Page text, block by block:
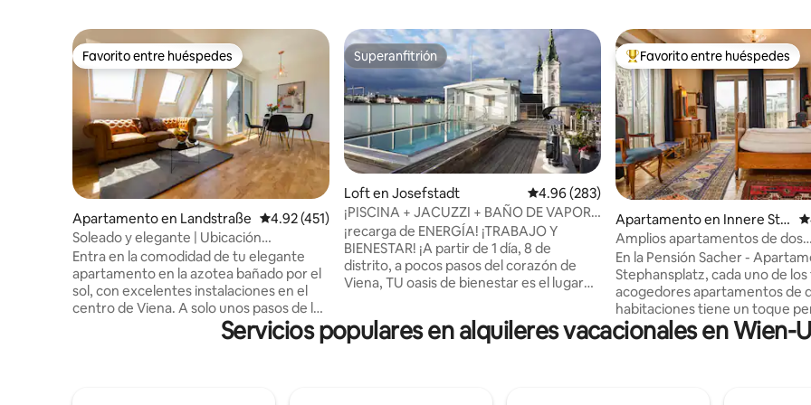
Favorito entre huéspedes
Favorito entre huéspedes
Apartamento en Landstraße Calificación promedio: 4.92 de 5, 451 reseñas
4.92 (451)
Soleado y elegante | Ubicación
privilegiada, cama tamaño king y balcón
Entra en la comodidad de tu elegante
apartamento en la azotea bañado por el
sol, con excelentes instalaciones en el
centro de Viena. A solo unos pasos de la
vibrante Radetzkyplatz y del río Danubio,
el apartamento promete un refugio
Superanfitrión
Superanfitrión
Loft en Josefstadt Calificación promedio: 4.96 de 5, 283 reseñas
4.96 (283)
¡PISCINA + JACUZZI + BAÑO DE VAPOR
+ SAUNA! Solo para tu relajación
¡recarga de ENERGÍA! ¡TRABAJO Y
BIENESTAR! ¡A partir de 1 día, 8 de
distrito, a pocos pasos del corazón de
Viena, TU oasis de bienestar es el lugar
en casa++. Inundado de luz, con terraza
privada en la azotea que incluye piscina
Favorito entre huéspedes
Favorito entre huéspedes
Apartamento en Innere Sta
dt
Amplios apartamentos de dos
habitaciones con vistas a la
En la Pensión Sacher -
Stephansplatz, cada uno de
acogedores apartamentos de
habitaciones tiene un toque
podemos prometer un
particular. Todos ofrecen una
Servicios populares en alquileres vacacionales en